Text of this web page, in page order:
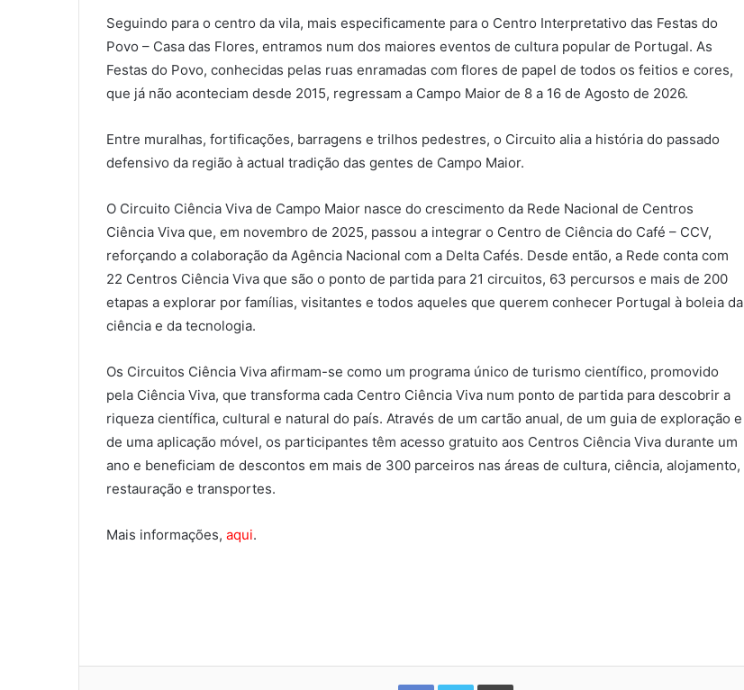
Seguindo para o centro da vila, mais especificamente para o Centro Interpretativo das Festas do
Povo – Casa das Flores, entramos num dos maiores eventos de cultura popular de Portugal. As
Festas do Povo, conhecidas pelas ruas enramadas com flores de papel de todos os feitios e cores,
que já não aconteciam desde 2015, regressam a Campo Maior de 8 a 16 de Agosto de 2026.
Entre muralhas, fortificações, barragens e trilhos pedestres, o Circuito alia a história do passado
defensivo da região à actual tradição das gentes de Campo Maior.
O Circuito Ciência Viva de Campo Maior nasce do crescimento da Rede Nacional de Centros
Ciência Viva que, em novembro de 2025, passou a integrar o Centro de Ciência do Café – CCV,
reforçando a colaboração da Agência Nacional com a Delta Cafés. Desde então, a Rede conta com
22 Centros Ciência Viva que são o ponto de partida para 21 circuitos, 63 percursos e mais de 200
etapas a explorar por famílias, visitantes e todos aqueles que querem conhecer Portugal à boleia da
ciência e da tecnologia.
Os Circuitos Ciência Viva afirmam-se como um programa único de turismo científico, promovido
pela Ciência Viva, que transforma cada Centro Ciência Viva num ponto de partida para descobrir a
riqueza científica, cultural e natural do país. Através de um cartão anual, de um guia de exploração e
de uma aplicação móvel, os participantes têm acesso gratuito aos Centros Ciência Viva durante um
ano e beneficiam de descontos em mais de 300 parceiros nas áreas de cultura, ciência, alojamento,
restauração e transportes.
Mais informações, aqui.
Facebook Twitter